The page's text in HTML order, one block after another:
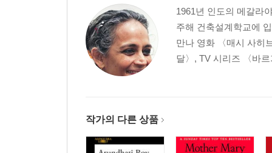
1961년 인도의 메갈라
주해 건축설계학교에
만나 영화 〈매시 사히
달〉, TV 시리즈 〈바
작가의 다른 상품